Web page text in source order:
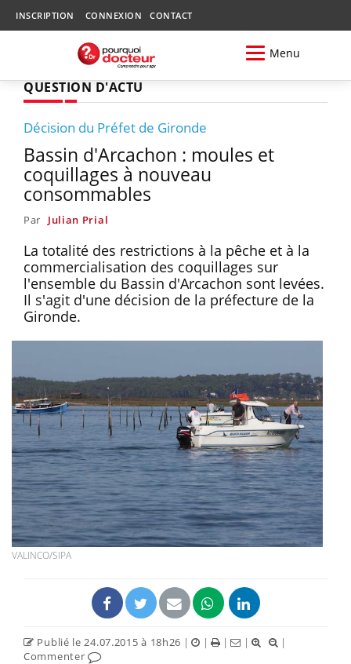
INSCRIPTION CONNEXION CONTACT
Menu
QUESTION D'ACTU
Décision du Préfet de Gironde
Bassin d'Arcachon : moules et
coquillages à nouveau
consommables
Par Julian Prial
La totalité des restrictions à la pêche et à la
commercialisation des coquillages sur
l'ensemble du Bassin d'Arcachon sont levées.
Il s'agit d'une décision de la préfecture de la
Gironde.
VALINCO/SIPA
Publié le 24.07.2015 à 18h26 | | | |
|
Commenter